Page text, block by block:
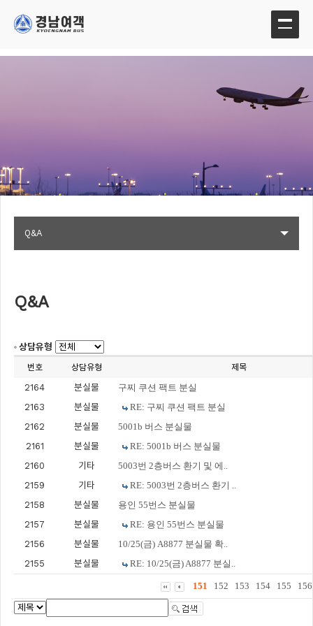
Q&A
Q&A
상담유형
번호 상담유형 제목
2164 분실물
구찌 쿠션 팩트 분실
2163
분실물
RE: 구찌 쿠션 팩트 분실
2162
분실물
5001b 버스 분실물
2161
분실물
RE: 5001b 버스 분실물
2160
기타
5003번 2층버스 환기 및 에..
2159
기타
RE: 5003번 2층버스 환기 ..
2158
분실물
용인 55번스 분실물
2157
분실물
RE: 용인 55번스 분실물
2156
분실물
10/25(금) A8877 분실물 확..
2155
분실물 RE: 10/25(금) A8877 분실..
151 152 153 154 155 156